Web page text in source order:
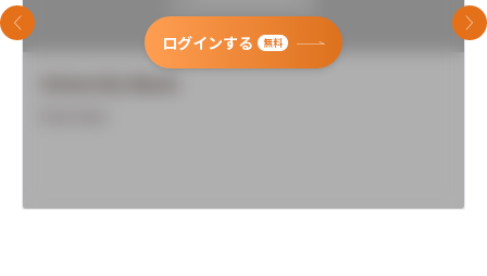
ログインする 無料
前のスライド 次